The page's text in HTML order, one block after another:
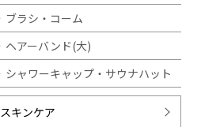
ブラシ・コーム
ヘアーバンド(大)
シャワーキャップ・サウナハット
スキンケア